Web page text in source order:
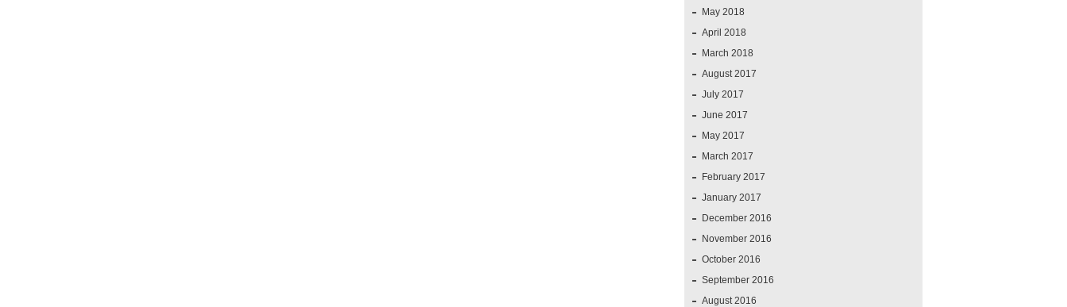
May 2018
April 2018
March 2018
August 2017
July 2017
June 2017
May 2017
March 2017
February 2017
January 2017
December 2016
November 2016
October 2016
September 2016
August 2016